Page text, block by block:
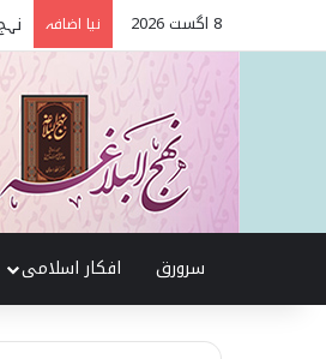
8 اگست 2026 نیا اضافہ
سرورق افکار اسلامی